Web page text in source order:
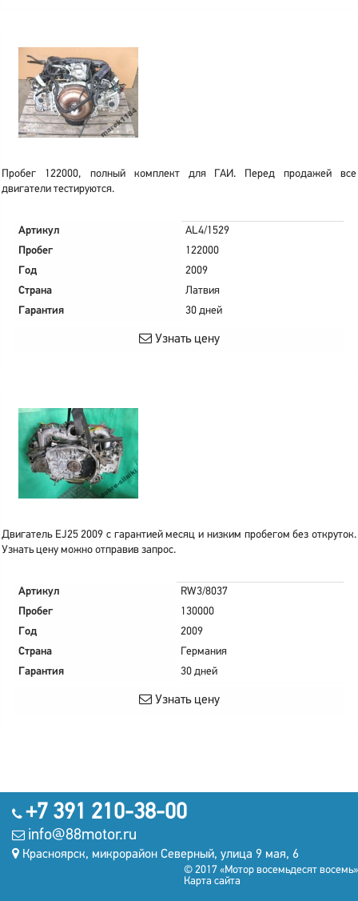
Пробег 122000, полный комплект для ГАИ. Перед продажей все
двигатели тестируются.
Артикул
AL4/1529
Пробег
122000
Год
2009
Страна
Латвия
Гарантия
30 дней
Узнать цену
Двигатель EJ25 2009 с гарантией месяц и низким пробегом без откруток.
Узнать цену можно отправив запрос.
Артикул
RW3/8037
Пробег
130000
Год
2009
Страна
Германия
Гарантия
30 дней
Узнать цену
+7 391 210-38-00
info@88motor.ru
Красноярск, микрорайон Северный, улица 9 мая, 6
© 2017 «Мотор восемьдесят восемь»
Карта сайта